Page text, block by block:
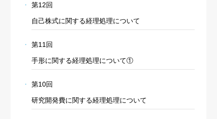
第12回
自己株式に関する経理処理について
第11回
手形に関する経理処理について①
第10回
研究開発費に関する経理処理について